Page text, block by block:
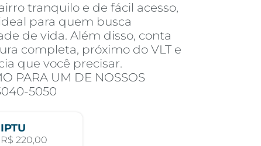
tranquilo e de fácil acesso,
para quem busca
de vida. Além disso, conta
completa, próximo do VLT e
que você precisar.
PARA UM DE NOSSOS
5050
IPTU
R$ 220,00